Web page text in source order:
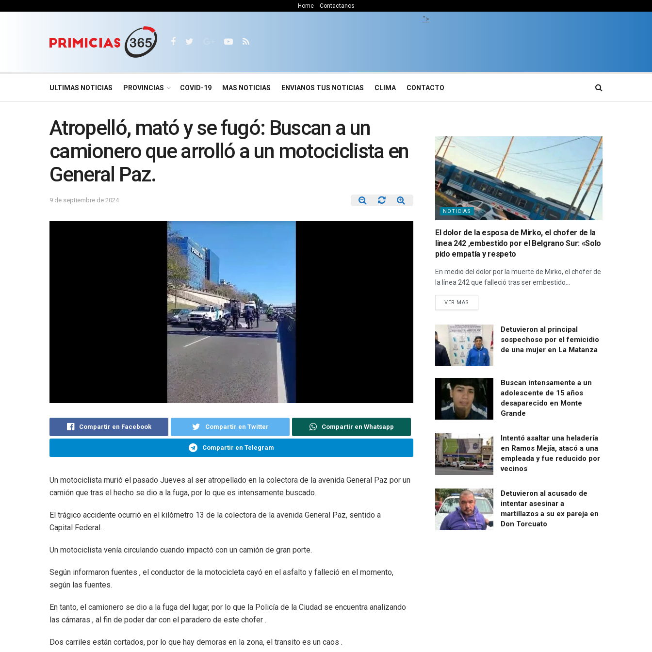
Home Contactanos
">
ULTIMAS NOTICIAS PROVINCIAS COVID-19 MAS NOTICIAS ENVIANOS TUS NOTICIAS CLIMA CONTACTO
Atropelló, mató y se fugó: Buscan a un
camionero que arrolló a un motociclista en
General Paz.
9 de septiembre de 2024
Compartir en Facebook Compartir en Twitter Compartir en Whatsapp
Compartir en Telegram
Un motociclista murió el pasado Jueves al ser atropellado en la colectora de la avenida General Paz por un
camión que tras el hecho se dio a la fuga, por lo que es intensamente buscado.
El trágico accidente ocurrió en el kilómetro 13 de la colectora de la avenida General Paz, sentido a
Capital Federal.
Un motociclista venía circulando cuando impactó con un camión de gran porte.
Según informaron fuentes , el conductor de la motocicleta cayó en el asfalto y falleció en el momento,
según las fuentes.
En tanto, el camionero se dio a la fuga del lugar, por lo que la Policía de la Ciudad se encuentra analizando
las cámaras , al fin de poder dar con el paradero de este chofer .
Dos carriles están cortados, por lo que hay demoras en la zona, el transito es un caos .
NOTICIAS
El dolor de la esposa de Mirko, el chofer de la
linea 242 ,embestido por el Belgrano Sur: «Solo
pido empatía y respeto
En medio del dolor por la muerte de Mirko, el chofer de
la línea 242 que falleció tras ser embestido...
VER MAS
Detuvieron al principal
sospechoso por el femicidio
de una mujer en La Matanza
Buscan intensamente a un
adolescente de 15 años
desaparecido en Monte
Grande
Intentó asaltar una heladería
en Ramos Mejía, atacó a una
empleada y fue reducido por
vecinos
Detuvieron al acusado de
intentar asesinar a
martillazos a su ex pareja en
Don Torcuato